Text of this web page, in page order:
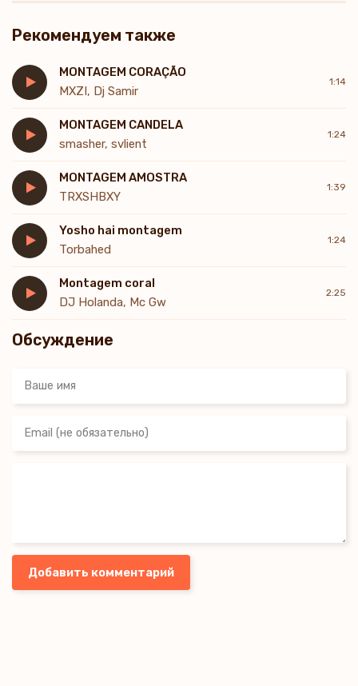
Рекомендуем также
MONTAGEM CORAÇÃO
MXZI, Dj Samir
1:14
MONTAGEM CANDELA
smasher, svlient
1:24
MONTAGEM AMOSTRA
TRXSHBXY
1:39
Yosho hai montagem
Torbahed
1:24
Montagem coral
DJ Holanda, Mc Gw
2:25
Обсуждение
Добавить комментарий